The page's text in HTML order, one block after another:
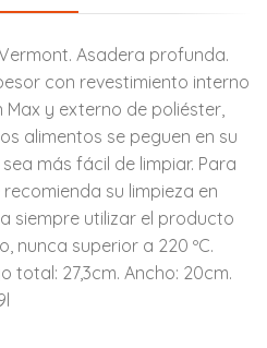
Asadera profunda.
con revestimiento interno
y externo de poliéster,
alimentos se peguen en su
más fácil de limpiar. Para
su limpieza en
siempre utilizar el producto
nunca superior a 220 ºC.
total: 27,3cm. Ancho: 20cm.